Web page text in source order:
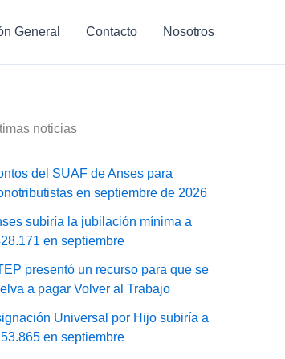
General Contacto Nosotros
noticias
del SUAF de Anses para
en septiembre de 2026
subiría la jubilación mínima a
en septiembre
presentó un recurso para que se
a pagar Volver al Trabajo
Universal por Hijo subiría a
en septiembre